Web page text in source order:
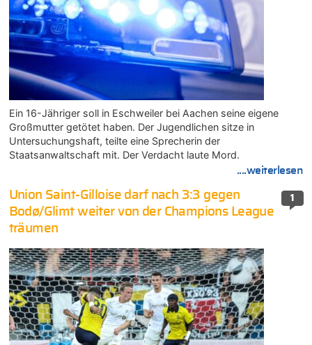
Ein 16-Jähriger soll in Eschweiler bei Aachen seine eigene
Großmutter getötet haben. Der Jugendlichen sitze in
Untersuchungshaft, teilte eine Sprecherin der
Staatsanwaltschaft mit. Der Verdacht laute Mord.
....weiterlesen
1
Union Saint-Gilloise darf nach 3:3 gegen
Bodø/Glimt weiter von der Champions League
träumen